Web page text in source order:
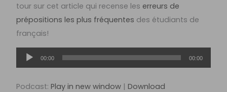
tour sur cet article qui recense les erreurs de
prépositions les plus fréquentes des étudiants de
français!
Lecteur
audio
00:00 00:00
Podcast:Play in new window |Download